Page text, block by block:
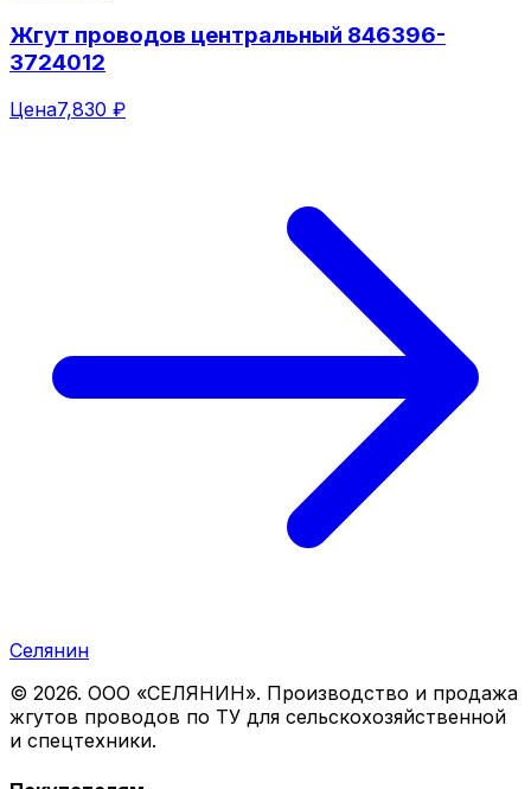
Жгут проводов центральный 846396-
3724012
Цена7,830 ₽
Селянин
© 2026. ООО «СЕЛЯНИН». Производство и продажа
жгутов проводов по ТУ для сельскохозяйственной
и спецтехники.